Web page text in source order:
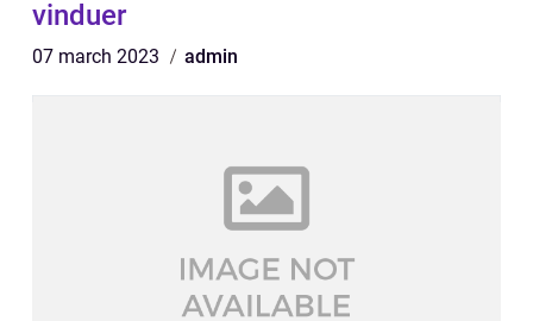
vinduer
07 march 2023 admin